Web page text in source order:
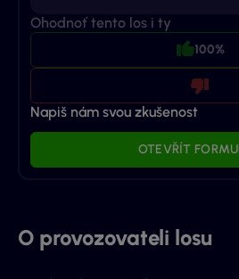
Ohodnoť tento los i ty
100%
Napiš nám svou zkušenost
OTEVŘÍT
O provozovateli losu